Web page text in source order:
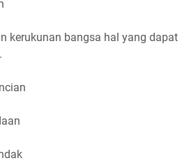
kerukunan bangsa hal yang dapat